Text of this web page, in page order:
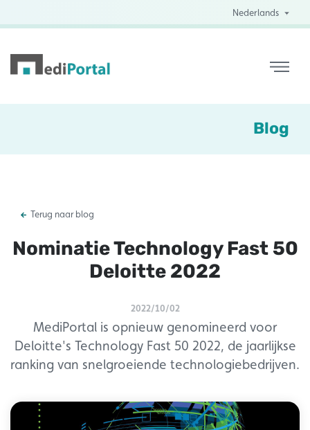
Nederlands
Blog
Terug naar blog
Nominatie Technology Fast 50
Deloitte 2022
2022/10/02
MediPortal is opnieuw genomineerd voor
Deloitte's Technology Fast 50 2022, de jaarlijkse
ranking van snelgroeiende technologiebedrijven.